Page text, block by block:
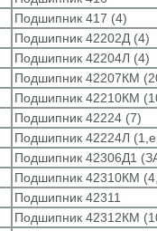
Подшипник 417 (4)
Подшипник 42202Д (4)
Подшипник 42204Л (4)
Подшипник 42207КМ
Подшипник 42210КМ
Подшипник 42224 (7)
Подшипник 42224Л
Подшипник 42306Д1
Подшипник 42310КМ
Подшипник 42311
Подшипник 42312КМ